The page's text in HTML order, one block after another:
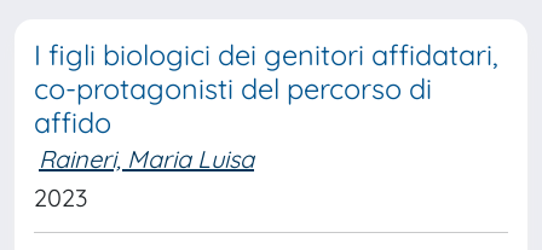
I figli biologici dei genitori affidatari,
co-protagonisti del percorso di
affido
Raineri, Maria Luisa
2023